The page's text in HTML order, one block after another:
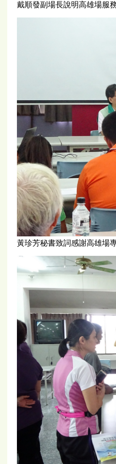
戴順發副場長說明高雄場服
黃珍芳秘書致詞感謝高雄場